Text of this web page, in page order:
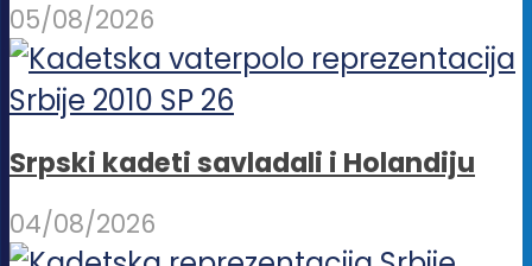
05/08/2026
Srpski kadeti savladali i Holandiju
04/08/2026